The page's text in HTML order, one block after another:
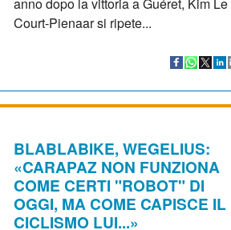
Court-Pienaar si ripete...
BLABLABIKE, WEGELIUS:
«CARAPAZ NON FUNZIONA
COME CERTI "ROBOT" DI
OGGI, MA COME CAPISCE IL
CICLISMO LUI...»